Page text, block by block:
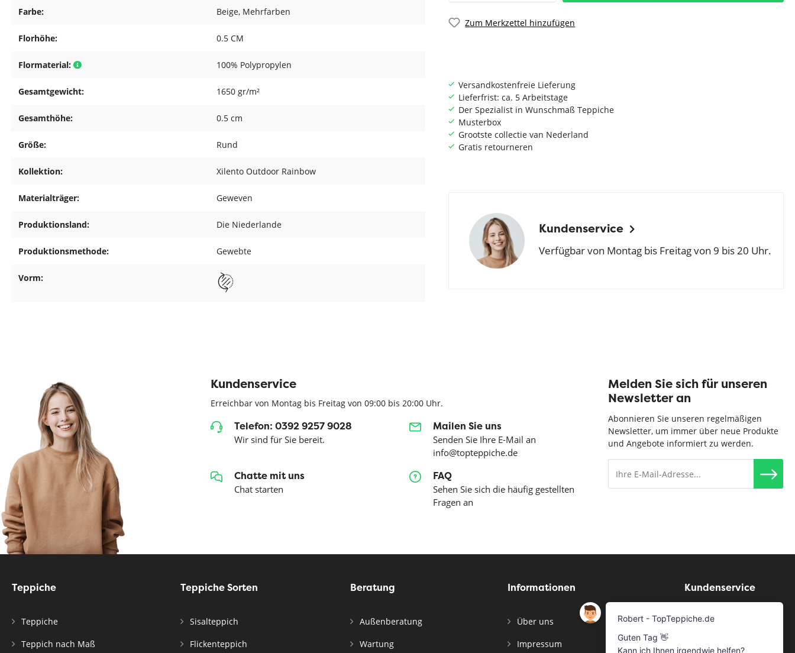
Zum Merkzettel hinzufügen
Versandkostenfreie Lieferung
Lieferfrist: ca. 5 Arbeitstage
Der Spezialist in Wunschmaß Teppiche
Musterbox
Grootste collectie van Nederland
Gratis retourneren
Kundenservice
Verfügbar von Montag bis Freitag von 9 bis 20 Uhr.
Farbe: Beige, Mehrfarben
Florhöhe: 0.5 CM
Flormaterial: 100% Polypropylen
Gesamtgewicht: 1650 gr/m²
Gesamthöhe: 0.5 cm
Größe: Rund
Kollektion: Xilento Outdoor Rainbow
Materialträger: Geweven
Produktionsland: Die Niederlande
Produktionsmethode: Gewebte
Vorm:
Kundenservice
Erreichbar von Montag bis Freitag von 09:00 bis 20:00 Uhr.
Telefon: 0392 9257 9028
Wir sind für Sie bereit.
Mailen Sie uns
Senden Sie Ihre E-Mail an
info@topteppiche.de
Chatte mit uns
Chat starten
FAQ
Sehen Sie sich die häufig gestellten
Fragen an
Melden Sie sich für unseren
Newsletter an
Abonnieren Sie unseren regelmäßigen
Newsletter, um immer über neue Produkte
und Angebote informiert zu werden.
Teppiche
Teppiche
Teppich nach Maß
Teppiche Sorten
Sisalteppich
Flickenteppich
Beratung
Außenberatung
Wartung
Informationen
Über uns
Impressum
Kundenservice
Musterservice